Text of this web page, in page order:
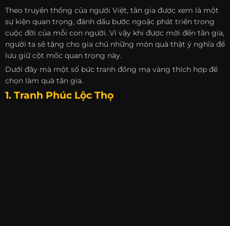
Theo truyền thống của người Việt, tân gia được xem là một
sự kiện quan trọng, đánh dấu bước ngoặc phát triển trong
cuộc đời của mỗi con người. Vì vậy khi được mời đến tân gia,
người ta sẽ tặng cho gia chủ những món quà thật ý nghĩa để
lưu giữ cột mốc quan trọng này.
Dưới đây mà một số bức tranh đồng mạ vàng thích hợp để
chọn làm quà tân gia.
1. Tranh Phúc Lộc Thọ